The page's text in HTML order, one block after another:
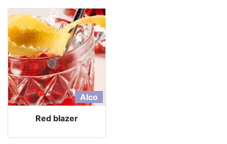
Alco
Red blazer